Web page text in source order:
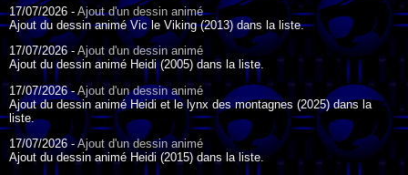
17/07/2026 - Ajout d'un dessin animé
Ajout du dessin animé Vic le Viking (2013) dans la liste.
17/07/2026 -Ajout d'un dessin animé
Ajout du dessin animé Heidi (2005) dans la liste.
17/07/2026 -Ajout d'un dessin animé
Ajout du dessin animé Heidi et le lynx des montagnes (2025) dans la
liste.
17/07/2026 -Ajout d'un dessin animé
Ajout du dessin animé Heidi (2015) dans la liste.